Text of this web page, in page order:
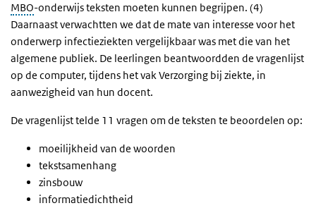
MBO-onderwijs teksten moeten kunnen begrijpen. (4)
Daarnaast verwachtten we dat de mate van interesse voor het
onderwerp infectieziekten vergelijkbaar was met die van het
algemene publiek. De leerlingen beantwoordden de vragenlijst
op de computer, tijdens het vak Verzorging bij ziekte, in
aanwezigheid van hun docent.
De vragenlijst telde 11 vragen om de teksten te beoordelen op:
moeilijkheid van de woorden
tekstsamenhang
zinsbouw
informatiedichtheid